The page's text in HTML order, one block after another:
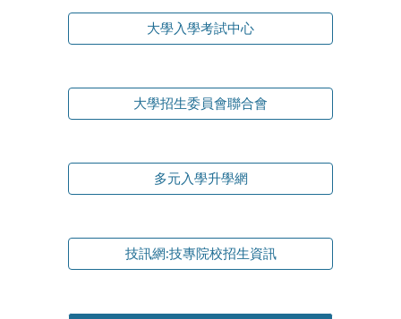
大學入學考試中心
大學招生委員會聯合會
多元入學升學網
技訊網:技專院校招生資訊